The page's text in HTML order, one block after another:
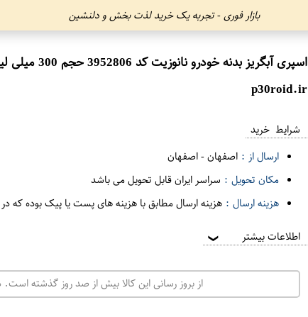
بازار فوری - تجربه یک خرید لذت بخش و دلنشین
اسپری آبگریز بدنه خودرو نانوزیت کد 3952806 حجم 300 میلی لیتر
p30roid.ir
شرایط خرید
ارسال از : اصفهان-اصفهان
مکان تحویل : سراسر ایران قابل تحویل می باشد
هزینه ارسال : هزینه ارسال مطابق با هزینه های پست یا پیک بوده که
اطلاعات بیشتر ❯
از بروز رسانی این کالا بیش از صد روز گذشته است.